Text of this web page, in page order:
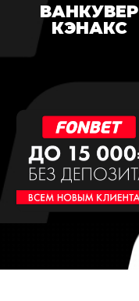
ВАНКУВЕР
КЭНАКС